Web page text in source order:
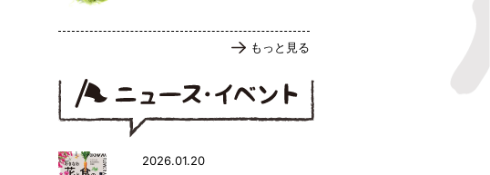
もっと見る
2026.01.20